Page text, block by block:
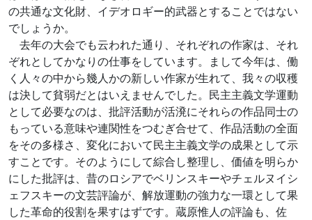
の共通な文化財、イデオロギー的武器とすることではない
でしょうか。
去年の大会でも云われた通り、それぞれの作家は、それ
ぞれとしてかなりの仕事をしています。まして今年は、働
く人々の中から幾人かの新しい作家が生れて、我々の収穫
は決して貧弱だとはいえませんでした。民主主義文学運動
として必要なのは、批評活動が活溌にそれらの作品同士の
もっている意味や連関性をつむぎ合せて、作品活動の全面
をその多様さ、変化において民主主義文学の成果として示
すことです。そのようにして綜合し整理し、価値を明らか
にした批評は、昔のロシアでベリンスキーやチェルヌイシ
ェフスキーの文芸評論が、解放運動の強力な一環として果
した革命的役割を果すはずです。蔵原惟人の評論も、佐